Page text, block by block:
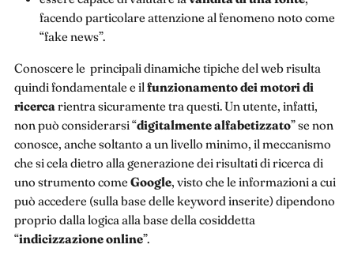
facendo particolare attenzione al fenomeno noto come
“fake news”.
Conoscere le principali dinamiche tipiche del web risulta
quindi fondamentale e il funzionamento dei motori di
ricercarientra sicuramente tra questi. Un utente, infatti,
non può considerarsi “digitalmente alfabetizzato” se non
conosce, anche soltanto a un livello minimo, il meccanismo
che si cela dietro alla generazione dei risultati di ricerca di
uno strumento come Google, visto che le informazioni a cui
può accedere (sulla base delle keyword inserite) dipendono
proprio dalla logica alla base della cosiddetta
“indicizzazione online”.